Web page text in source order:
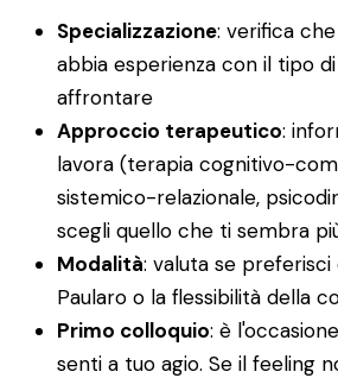
Specializzazione: verifica
abbia esperienza con il tipo
affrontare
Approccio terapeutico:
lavora (terapia cognitivo-
sistemico-relazionale,
scegli quello che ti sembra
Modalità: valuta se
Paularo o la flessibilità della
Primo colloquio: è
senti a tuo agio. Se il feeling